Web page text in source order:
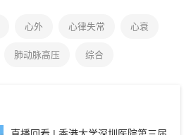
心外 心律失常 心衰
肺动脉高压 综合